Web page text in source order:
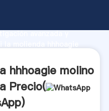
avanzada y
hhhoagie molino
Precio(
)